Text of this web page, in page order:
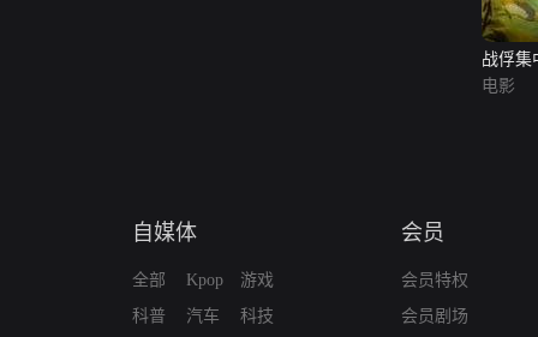
战俘集
电影
自媒体
全部
科普
Kpop
汽车
游戏
科技
会员
会员特权
会员剧场